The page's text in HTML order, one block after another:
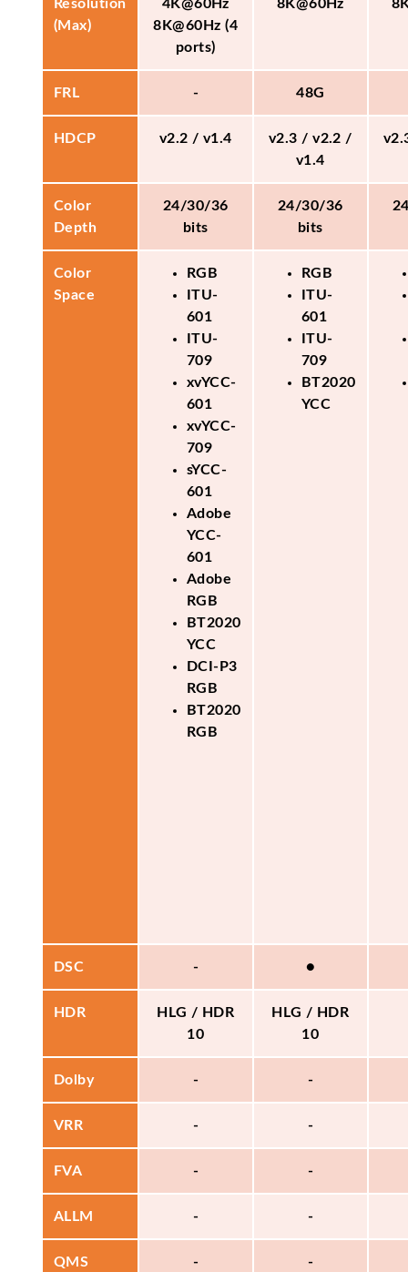
Resolution
(Max)
4K@60Hz
8K@60Hz (4
ports)
8K@60Hz
FRL - 48G
HDCP v2.2 / v1.4
v2.3 / v2.2 /
v1.4
Color
Depth
24/30/36
bits
24/30/36
bits
Color
Space
RGB
ITU-
601
ITU-
709
xvYCC-
601
xvYCC-
709
sYCC-
601
Adobe
YCC-
601
Adobe
RGB
BT2020
YCC
DCI-P3
RGB
BT2020
RGB
RGB
ITU-
601
ITU-
709
BT2020
YCC
DSC - ●
HDR
HLG / HDR
10
HLG / HDR
10
Dolby - -
VRR - -
FVA - -
ALLM - -
QMS - -